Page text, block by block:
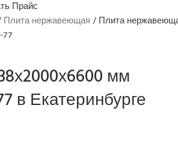
Прайс
Плита нержавеющая
Плита
мм
в Екатеринбурге